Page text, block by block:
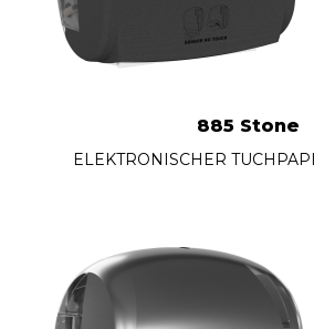
885 Stone
ELEKTRONISCHER